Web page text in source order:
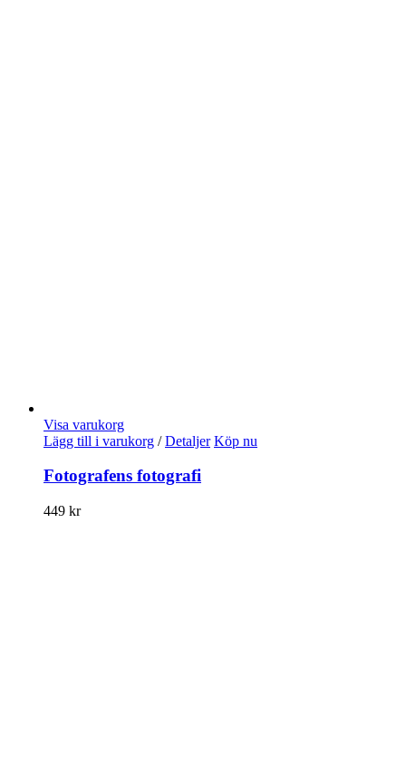
Visa varukorg
Lägg till i varukorg / Detaljer Köp nu
Fotografens fotografi
449 kr